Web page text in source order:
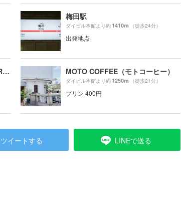
梅田駅
ダイビル本館より約1410m （徒歩24分）
出発地点
グランフロント大阪（GRAND FRONT OSAKA） MOTO COFFEE（モトコーヒー）
ダイビル本館より約1250m （徒歩21分）
プリン 400円
ツイートする LINEで送る